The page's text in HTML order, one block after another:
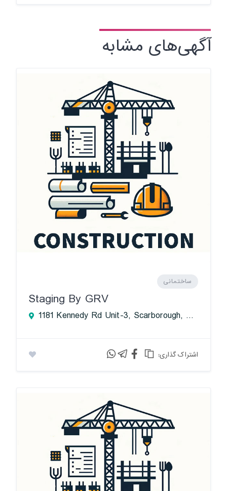
آگهی‌های مشابه
ساختمانی
Staging By GRV
1181 Kennedy Rd Unit-3, Scarborough, ON M1P 2L2, Canada
:اشتراک گذاری